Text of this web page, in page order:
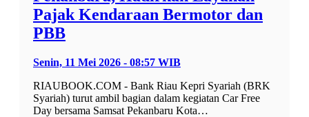
Pajak Kendaraan Bermotor dan
PBB
Senin, 11 Mei 2026 - 08:57 WIB
RIAUBOOK.COM - Bank Riau Kepri Syariah (BRK
Syariah) turut ambil bagian dalam kegiatan Car Free
Day bersama Samsat Pekanbaru Kota…